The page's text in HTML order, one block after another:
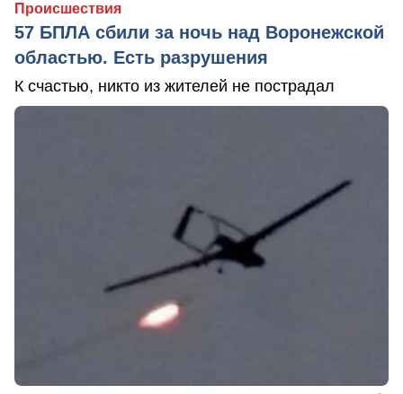
Происшествия
57 БПЛА сбили за ночь над Воронежской
областью. Есть разрушения
К счастью, никто из жителей не пострадал